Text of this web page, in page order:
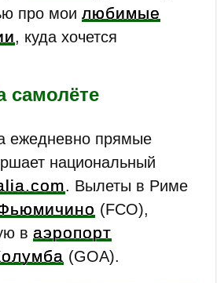
про моилюбимые
, куда хочется
самолёте
ежедневно прямые
национальный
. Вылеты в Риме
(FCO),
ваэропорт
(GOA).